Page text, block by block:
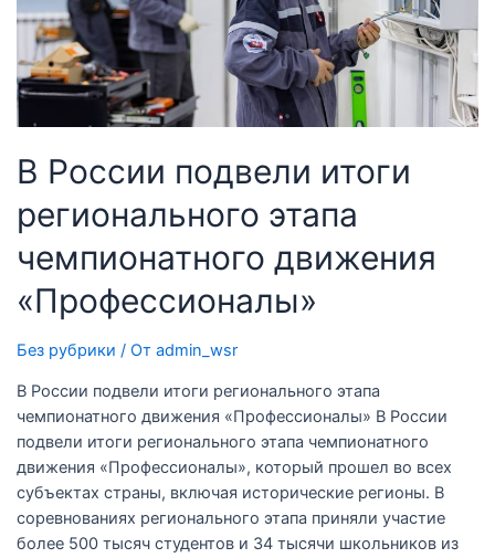
В России подвели итоги
регионального этапа
чемпионатного движения
«Профессионалы»
Без рубрики / От admin_wsr
В России подвели итоги регионального этапа
чемпионатного движения «Профессионалы» В России
подвели итоги регионального этапа чемпионатного
движения «Профессионалы», который прошел во всех
субъектах страны, включая исторические регионы. В
соревнованиях регионального этапа приняли участие
более 500 тысяч студентов и 34 тысячи школьников из